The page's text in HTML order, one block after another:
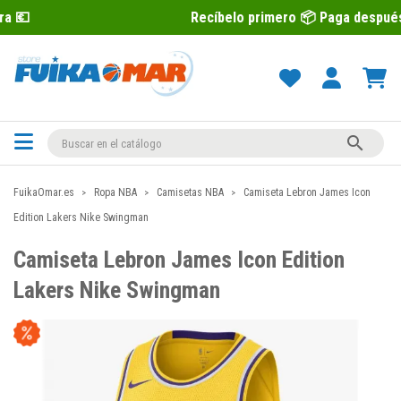
Recíbelo primero 📦 Paga después con

FuikaOmar.es Ropa NBA Camisetas NBA
Camiseta Lebron James Icon
Edition Lakers Nike Swingman
Camiseta Lebron James Icon Edition
Lakers Nike Swingman